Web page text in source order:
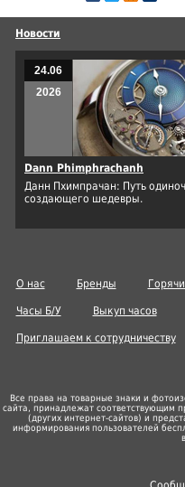
Новости
24.06
2026
Dann Phimphrachanh
Данн Пхимпрачан: Путь
создающего шедевры.
О нас Бренды
Часы Б/У Выкуп часов
Приглашаем к сотрудничеству
Все права на товарные знаки и
сайта, принадлежат соответствующим
(других интернет-сайтов) и
информирования пользователей